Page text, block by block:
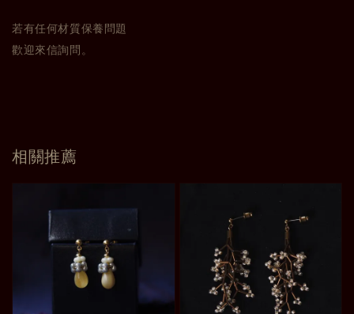
若有任何材質保養問題
歡迎來信詢問。
相關推薦